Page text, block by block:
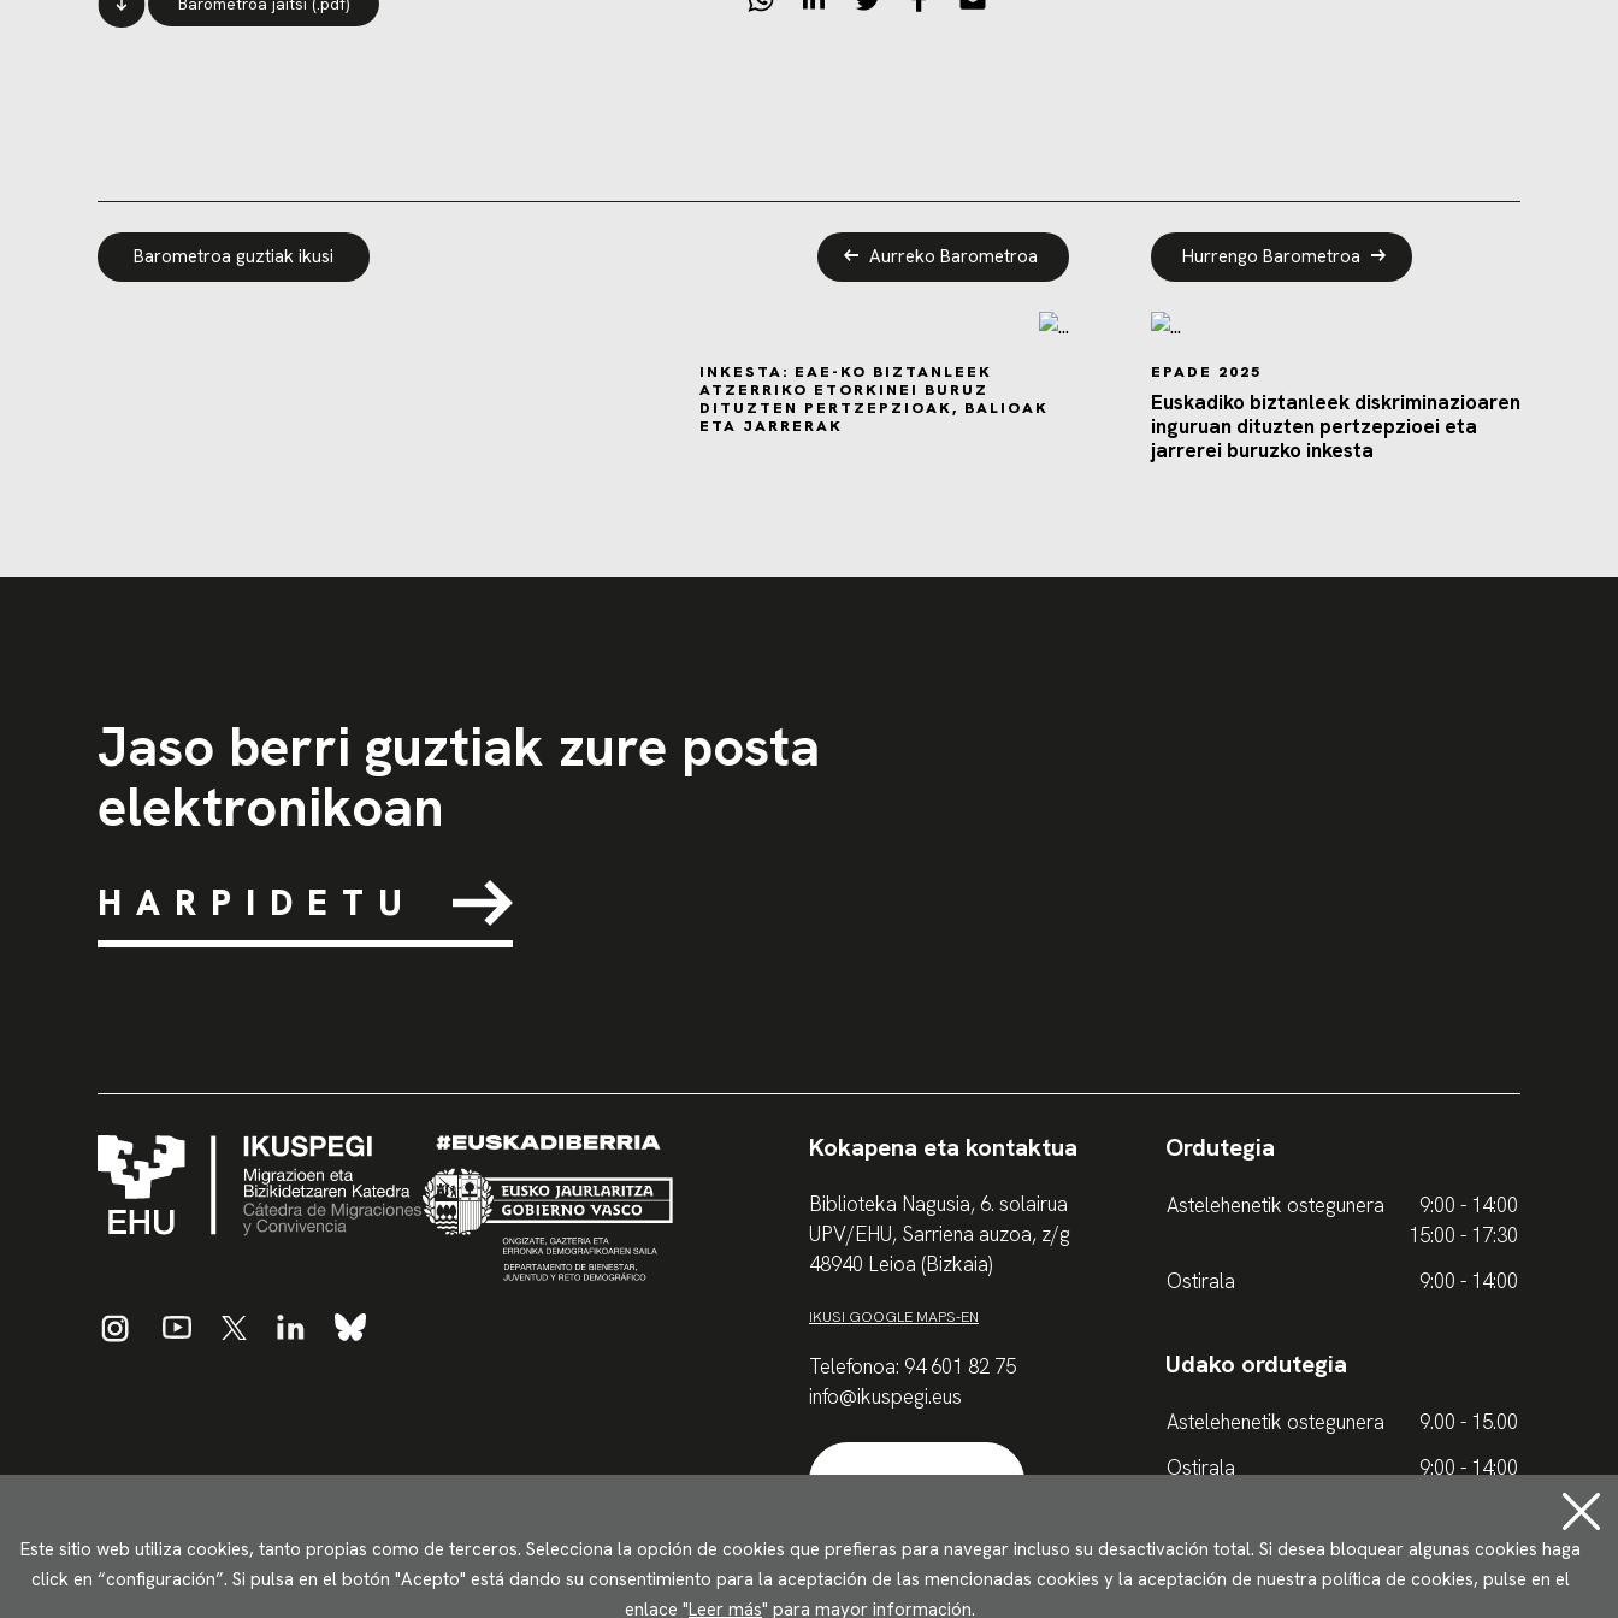
Aurreko Barometroa
INKESTA: EAE-KO BIZTANLEEK
ATZERRIKO ETORKINEI BURUZ
DITUZTEN PERTZEPZIOAK, BALIOAK
ETA JARRERAK
Hurrengo Barometroa
EPADE 2025
Euskadiko biztanleek diskriminazioaren
inguruan dituzten pertzepzioei eta
jarrerei buruzko inkesta
Barometroa guztiak ikusi
Jaso berri guztiak zure posta
elektronikoan
HARPIDETU
Kokapena eta kontaktua
Biblioteka Nagusia, 6. solairua
UPV/EHU, Sarriena auzoa, z/g
48940 Leioa (Bizkaia)
IKUSI GOOGLE MAPS-EN
Telefonoa: 94 601 82 75
info@ikuspegi.eus
Harremanetarako
Ordutegia
Astelehenetik ostegunera
9:00 - 14:00
15:00 - 17:30
Ostirala
9:00 - 14:00
Udako ordutegia
Astelehenetik ostegunera
9.00 - 15.00
Ostirala
9:00 - 14:00
Este sitio web utiliza cookies, tanto propias como de terceros. Selecciona la opción de cookies que prefieras para navegar incluso su desactivación total. Si desea bloquear algunas cookies haga
click en “configuración”. Si pulsa en el botón "Acepto" está dando su consentimiento para la aceptación de las mencionadas cookies y la aceptación de nuestra política de cookies, pulse en el
enlace "Leer más" para mayor información.